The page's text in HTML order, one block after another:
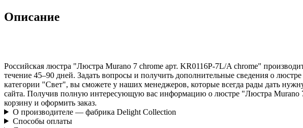
Описание
Российская люстра "Люстра Murano 7 chrome арт. KR0116P-7L/A chrome"
течение 45–90 дней. Задать вопросы и получить дополнительные сведения о
категории "Свет", вы сможете у наших менеджеров, которые всегда рады дать
сайта. Получив полную интересующую вас информацию о люстре "Люстра Murano
корзину и оформить заказ.
О производителе — фабрика Delight Collection
Способы оплаты